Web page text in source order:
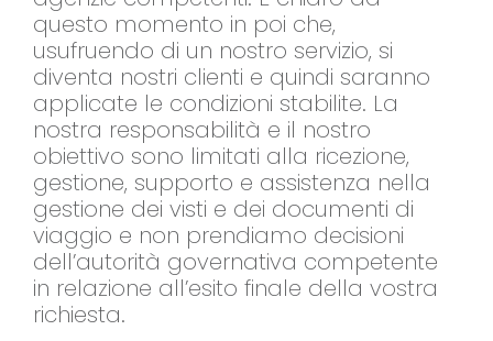
questo momento in poi che,
usufruendo di un nostro servizio, si
diventa nostri clienti e quindi saranno
applicate le condizioni stabilite. La
nostra responsabilità e il nostro
obiettivo sono limitati alla ricezione,
gestione, supporto e assistenza nella
gestione dei visti e dei documenti di
viaggio e non prendiamo decisioni
dell’autorità governativa competente
in relazione all’esito finale della vostra
richiesta.